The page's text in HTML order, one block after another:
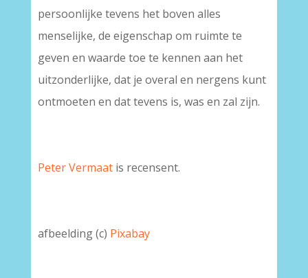
persoonlijke tevens het boven alles
menselijke, de eigenschap om ruimte te
geven en waarde toe te kennen aan het
uitzonderlijke, dat je overal en nergens kunt
ontmoeten en dat tevens is, was en zal zijn.
Peter Vermaatis recensent.
afbeelding (c) Pixabay